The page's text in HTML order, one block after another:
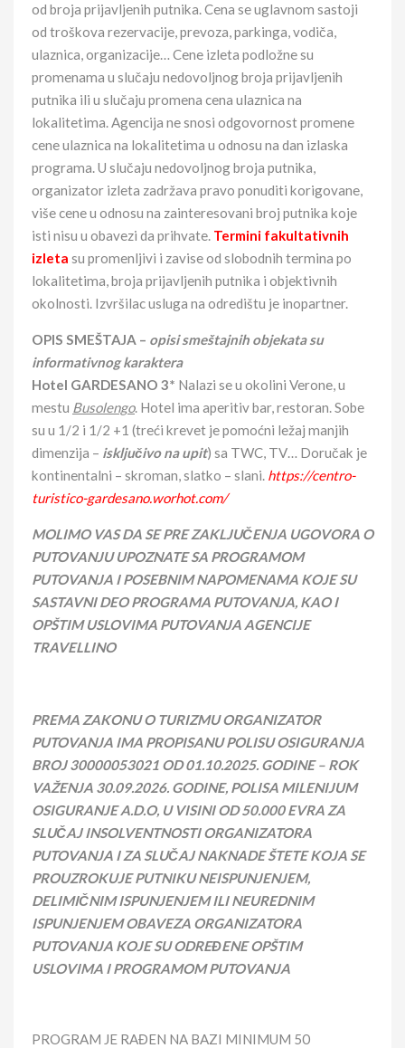
od broja prijavljenih putnika. Cena se uglavnom sastoji
od troškova rezervacije, prevoza, parkinga, vodiča,
ulaznica, organizacije… Cene izleta podložne su
promenama u slučaju nedovoljnog broja prijavljenih
putnika ili u slučaju promena cena ulaznica na
lokalitetima. Agencija ne snosi odgovornost promene
cene ulaznica na lokalitetima u odnosu na dan izlaska
programa. U slučaju nedovoljnog broja putnika,
organizator izleta zadržava pravo ponuditi korigovane,
više cene u odnosu na zainteresovani broj putnika koje
isti nisu u obavezi da prihvate. Termini fakultativnih
izleta su promenljivi i zavise od slobodnih termina po
lokalitetima, broja prijavljenih putnika i objektivnih
okolnosti. Izvršilac usluga na odredištu je inopartner.
OPIS SMEŠTAJA – opisi smeštajnih objekata su
informativnog karaktera
Hotel GARDESANO 3* Nalazi se u okolini Verone, u
mestu Busolengo. Hotel ima aperitiv bar, restoran. Sobe
su u 1/2 i 1/2 +1 (treći krevet je pomoćni ležaj manjih
dimenzija – isključivo na upit) sa TWC, TV… Doručak je
kontinentalni – skroman, slatko – slani. https://centro-
turistico-gardesano.worhot.com/
MOLIMO VAS DA SE PRE ZAKLJUČENJA UGOVORA O
PUTOVANJU UPOZNATE SA PROGRAMOM
PUTOVANJA I POSEBNIM NAPOMENAMA KOJE SU
SASTAVNI DEO PROGRAMA PUTOVANJA, KAO I
OPŠTIM USLOVIMA PUTOVANJA AGENCIJE
TRAVELLINO
PREMA ZAKONU O TURIZMU ORGANIZATOR
PUTOVANJA IMA PROPISANU POLISU OSIGURANJA
BROJ30000053021 OD 01.10.2025. GODINE – ROK
VAŽENJA 30.09.2026. GODINE, POLISA MILENIJUM
OSIGURANJE A.D.O, U VISINI OD 50.000 EVRA ZA
SLUČAJ INSOLVENTNOSTI ORGANIZATORA
PUTOVANJA I ZA SLUČAJ NAKNADE ŠTETE KOJA SE
PROUZROKUJE PUTNIKU NEISPUNJENJEM,
DELIMIČNIM ISPUNJENJEM ILI NEUREDNIM
ISPUNJENJEM OBAVEZA ORGANIZATORA
PUTOVANJA KOJE SU ODREĐENE OPŠTIM
USLOVIMA I PROGRAMOM PUTOVANJA
PROGRAM JE RAĐEN NA BAZI MINIMUM 50